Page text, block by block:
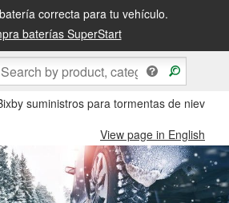
correcta para tu vehículo.
baterías SuperStart
suministros para tormentas de nieve -
View page in English